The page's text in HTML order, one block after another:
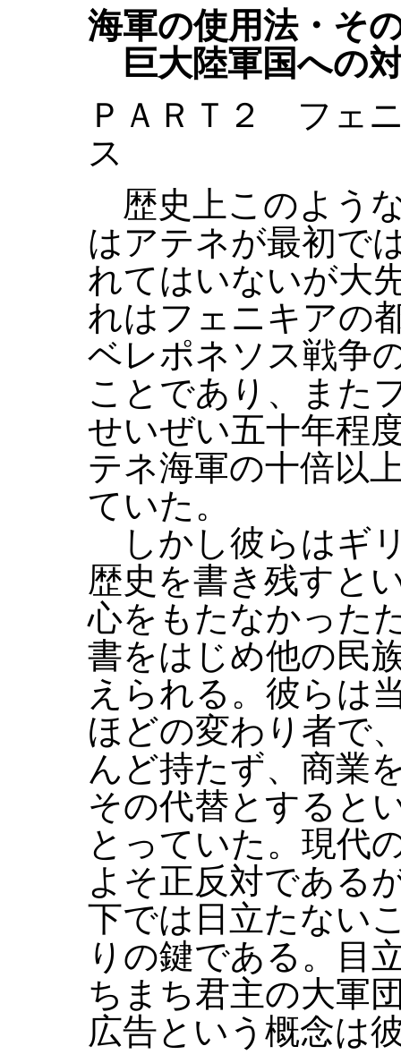
海軍の使用法・そ
巨大陸軍国への
ＰＡＲＴ２ フェ
ス
歴史上このよう
はアテネが最初で
れてはいないが大
れはフェニキアの
ベレポネソス戦争
ことであり、また
せいぜい五十年程
テネ海軍の十倍以
ていた。
しかし彼らはギ
歴史を書き残すと
心をもたなかった
書をはじめ他の民
えられる。彼らは
ほどの変わり者で
んど持たず、商業
その代替とすると
とっていた。現代
よそ正反対である
下では日立たない
りの鍵である。目
ちまち君主の大軍
広告という概念は